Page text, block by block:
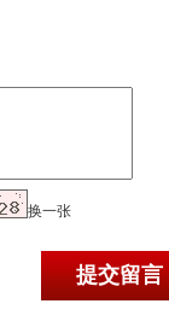
换一张